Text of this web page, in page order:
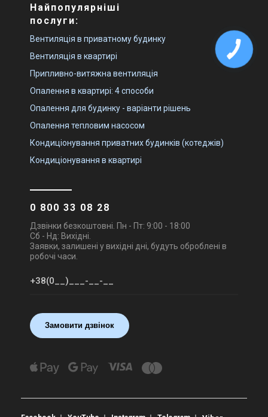
Найпопулярніші
послуги:
Вентиляція в приватному будинку
Вентиляція в квартирі
Припливно-витяжна вентиляція
Опалення в квартирі: 4 способи
Опалення для будинку - варіанти рішень
Опалення тепловим насосом
Кондиціонування приватних будинків (котеджів)
Кондиціонування в квартирі
0 800 33 08 28
Дзвінки безкоштовні. Пн - Пт: 9:00 - 18:00
Сб - Нд: Вихідні.
Заявки, залишені у вихідні дні, будуть оброблені в
робочі часи.
Замовити дзвінок